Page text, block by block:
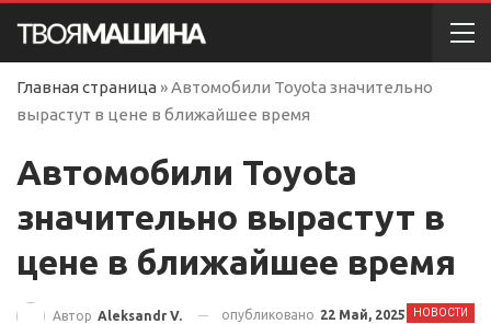
Главная страница »Автомобили Toyota значительно
вырастут в цене в ближайшее время
Автомобили Toyota
значительно вырастут в
цене в ближайшее время
НОВОСТИ
Автор Aleksandr V. опубликовано 22 Май, 2025